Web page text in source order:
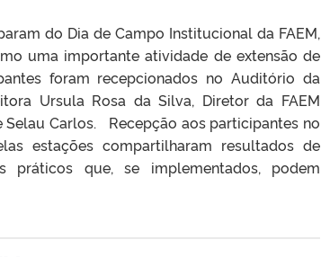
do Dia de Campo Institucional da FAEM,
uma importante atividade de extensão de
foram recepcionados no Auditório da
Ursula Rosa da Silva, Diretor da FAEM
Carlos. Recepção aos participantes no
estações compartilharam resultados de
práticos que, se implementados, podem